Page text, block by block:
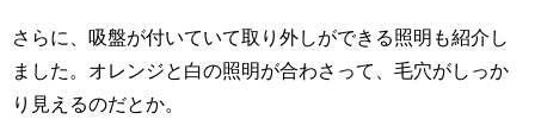
さらに、吸盤が付いていて取り外しができる照明も紹介し
ました。オレンジと白の照明が合わさって、毛穴がしっか
り見えるのだとか。